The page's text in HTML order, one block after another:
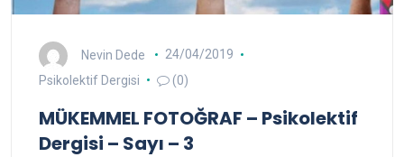
Nevin Dede
24/04/2019
Psikolektif Dergisi
(0)
MÜKEMMEL FOTOĞRAF – Psikolektif
Dergisi – Sayı – 3